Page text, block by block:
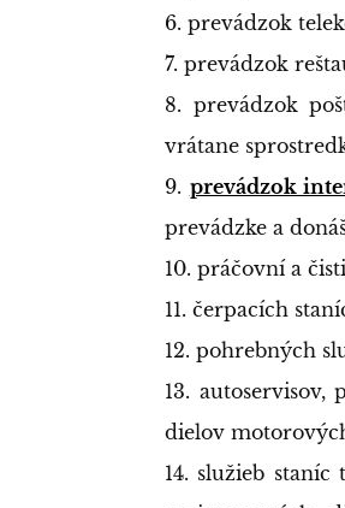
6. prevádzok
7. prevádzok
8. prevádzok
vrátane
9. prevádzok
prevádzke a
10. práčovní a
11. čerpacích
12. pohrebných
13.
dielov
14. služieb